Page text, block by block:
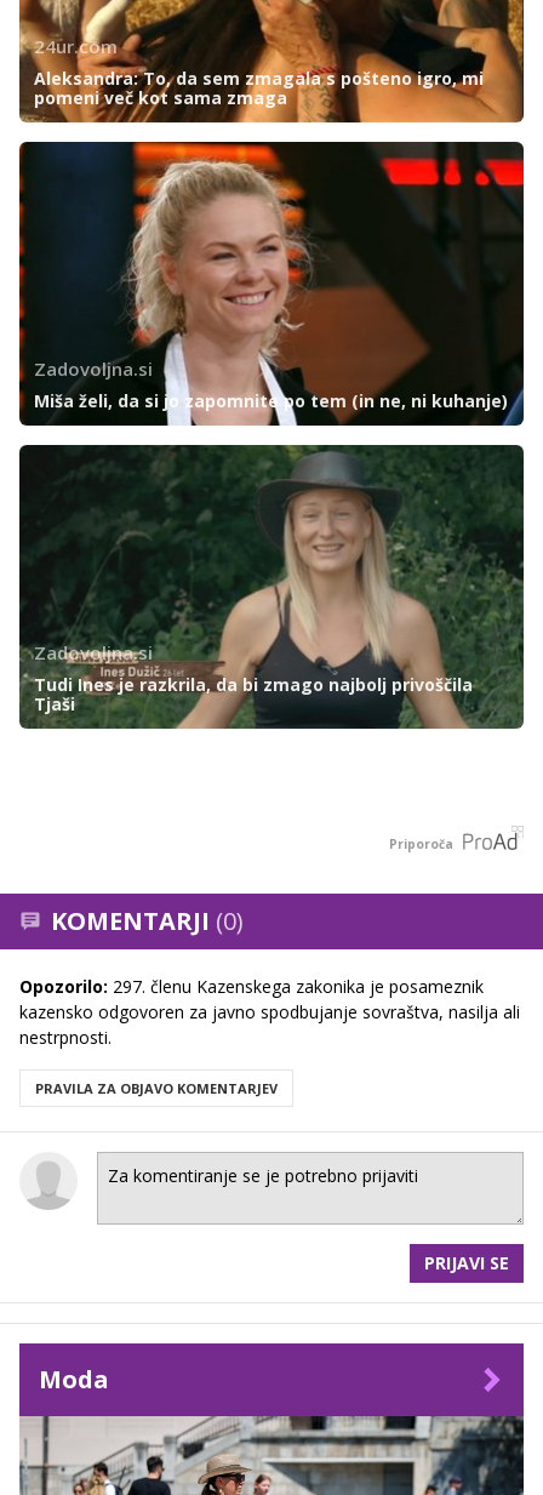
24ur.com
Aleksandra: To, da sem zmagala s pošteno igro, mi
pomeni več kot sama zmaga
Zadovoljna.si
Miša želi, da si jo zapomnite po tem (in ne, ni kuhanje)
Zadovoljna.si
Tudi Ines je razkrila, da bi zmago najbolj privoščila
Tjaši
Priporoča
KOMENTARJI (0)
Opozorilo: 297. členu Kazenskega zakonika je posameznik
kazensko odgovoren za javno spodbujanje sovraštva, nasilja ali
nestrpnosti.
PRAVILA ZA OBJAVO KOMENTARJEV
PRIJAVI SE
Moda